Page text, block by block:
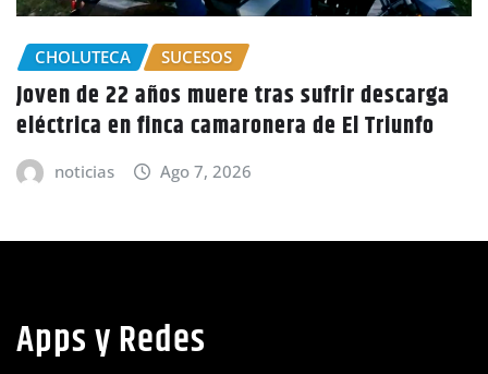
GOBIERNO HONDURAS NACIONALES
CIDH escucha denuncias por uso de
políticos y debilidad de la